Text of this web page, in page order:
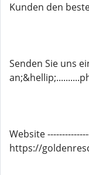
Kunden den
Senden Sie uns
Website
https://